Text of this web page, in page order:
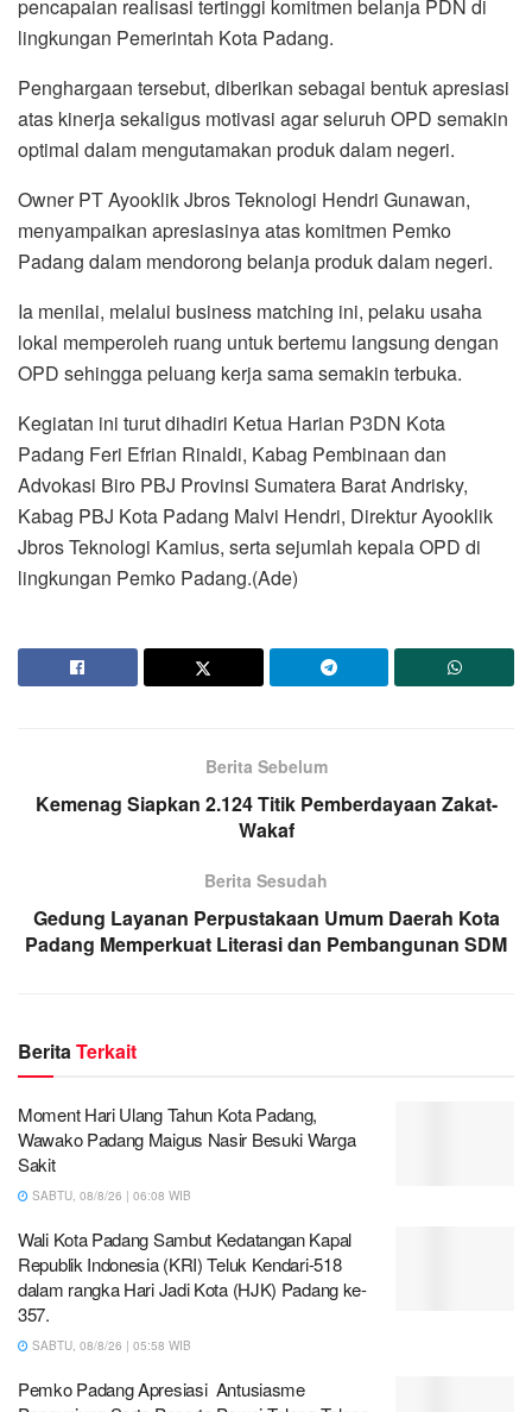
pencapaian realisasi tertinggi komitmen belanja PDN di
lingkungan Pemerintah Kota Padang.
Penghargaan tersebut, diberikan sebagai bentuk apresiasi
atas kinerja sekaligus motivasi agar seluruh OPD semakin
optimal dalam mengutamakan produk dalam negeri.
Owner PT Ayooklik Jbros Teknologi Hendri Gunawan,
menyampaikan apresiasinya atas komitmen Pemko
Padang dalam mendorong belanja produk dalam negeri.
Ia menilai, melalui business matching ini, pelaku usaha
lokal memperoleh ruang untuk bertemu langsung dengan
OPD sehingga peluang kerja sama semakin terbuka.
Kegiatan ini turut dihadiri Ketua Harian P3DN Kota
Padang Feri Efrian Rinaldi, Kabag Pembinaan dan
Advokasi Biro PBJ Provinsi Sumatera Barat Andrisky,
Kabag PBJ Kota Padang Malvi Hendri, Direktur Ayooklik
Jbros Teknologi Kamius, serta sejumlah kepala OPD di
lingkungan Pemko Padang.(Ade)
Berita Sebelum
Kemenag Siapkan 2.124 Titik Pemberdayaan Zakat-
Wakaf
Berita Sesudah
Gedung Layanan Perpustakaan Umum Daerah Kota
Padang Memperkuat Literasi dan Pembangunan SDM
BeritaTerkait
Moment Hari Ulang Tahun Kota Padang,
Wawako Padang Maigus Nasir Besuki Warga
Sakit
SABTU, 08/8/26 | 06:08 WIB
Wali Kota Padang Sambut Kedatangan Kapal
Republik Indonesia (KRI) Teluk Kendari-518
dalam rangka Hari Jadi Kota (HJK) Padang ke-
357.
SABTU, 08/8/26 | 05:58 WIB
Pemko Padang Apresiasi Antusiasme